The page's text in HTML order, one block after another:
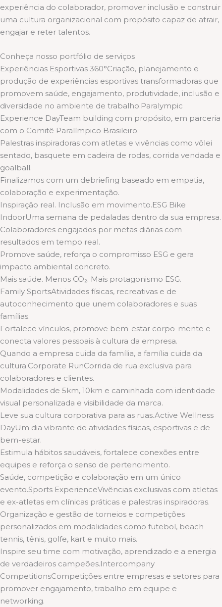
experiência do colaborador, promover inclusão e construir
uma cultura organizacional com propósito capaz de atrair,
engajar e reter talentos.
Conheça nosso portfólio de serviços
Experiências Esportivas 360°Criação, planejamento e
produção de experiências esportivas transformadoras que
promovem saúde, engajamento, produtividade, inclusão e
diversidade no ambiente de trabalho.Paralympic
Experience DayTeam building com propósito, em parceria
com o Comitê Paralímpico Brasileiro.
Palestras inspiradoras com atletas e vivências como vôlei
sentado, basquete em cadeira de rodas, corrida vendada e
goalball.
Finalizamos com um debriefing baseado em empatia,
colaboração e experimentação.
Inspiração real. Inclusão em movimento.ESG Bike
IndoorUma semana de pedaladas dentro da sua empresa.
Colaboradores engajados por metas diárias com
resultados em tempo real.
Promove saúde, reforça o compromisso ESG e gera
impacto ambiental concreto.
Mais saúde. Menos CO₂. Mais protagonismo ESG.
Family SportsAtividades físicas, recreativas e de
autoconhecimento que unem colaboradores e suas
famílias.
Fortalece vínculos, promove bem-estar corpo-mente e
conecta valores pessoais à cultura da empresa.
Quando a empresa cuida da família, a família cuida da
cultura.Corporate RunCorrida de rua exclusiva para
colaboradores e clientes.
Modalidades de 5km, 10km e caminhada com identidade
visual personalizada e visibilidade da marca.
Leve sua cultura corporativa para as ruas.Active Wellness
DayUm dia vibrante de atividades físicas, esportivas e de
bem-estar.
Estimula hábitos saudáveis, fortalece conexões entre
equipes e reforça o senso de pertencimento.
Saúde, competição e colaboração em um único
evento.Sports ExperienceVivências exclusivas com atletas
e ex-atletas em clínicas práticas e palestras inspiradoras.
Organização e gestão de torneios e competições
personalizados em modalidades como futebol, beach
tennis, tênis, golfe, kart e muito mais.
Inspire seu time com motivação, aprendizado e a energia
de verdadeiros campeões.Intercompany
CompetitionsCompetições entre empresas e setores para
promover engajamento, trabalho em equipe e
networking.